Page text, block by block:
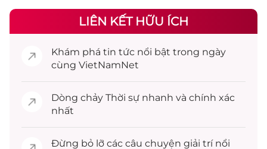
LIÊN KẾT HỮU ÍCH
Khám phá tin tức nổi bật trong ngày
cùng VietNamNet
Dòng chảy Thời sự nhanh và chính xác
nhất
Đừng bỏ lỡ các câu chuyện giải trínổi